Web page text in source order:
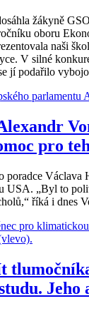
žákyně
oboru
naši
V silné
jí podařilo
pro
poradce Václava
USA. „Byl to
říká i dnes